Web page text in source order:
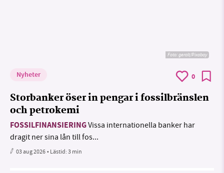
Foto:geralt/Pixabay
Nyheter 0
Storbanker öser in pengar i fossilbränslen
och petrokemi
FOSSILFINANSIERINGVissa internationella banker har
dragit ner sina lån till fos...
03 aug 2026• Lästid:3 min